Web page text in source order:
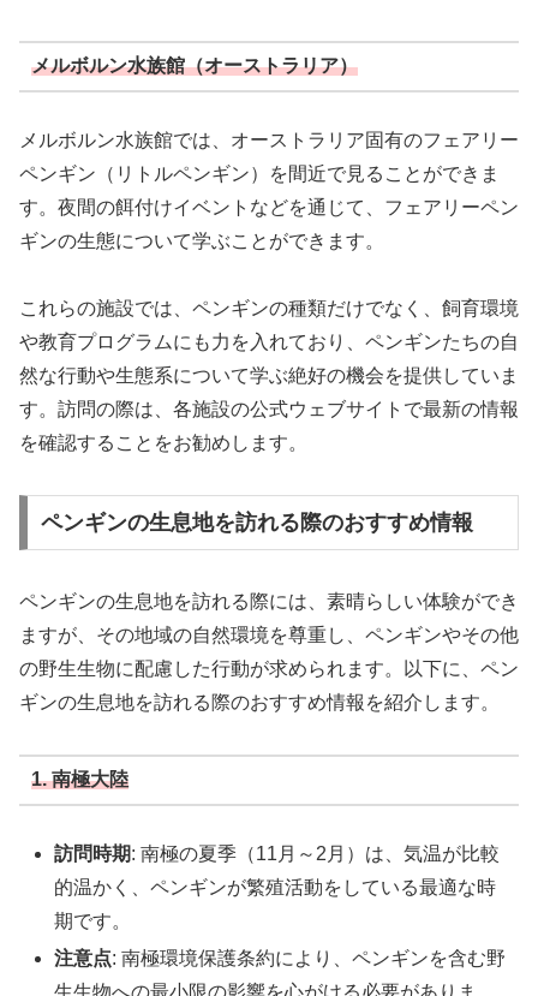
メルボルン水族館（オーストラリア）
メルボルン水族館では、オーストラリア固有のフェアリー
ペンギン（リトルペンギン）を間近で見ることができま
す。夜間の餌付けイベントなどを通じて、フェアリーペン
ギンの生態について学ぶことができます。
これらの施設では、ペンギンの種類だけでなく、飼育環境
や教育プログラムにも力を入れており、ペンギンたちの自
然な行動や生態系について学ぶ絶好の機会を提供していま
す。訪問の際は、各施設の公式ウェブサイトで最新の情報
を確認することをお勧めします。
ペンギンの生息地を訪れる際のおすすめ情報
ペンギンの生息地を訪れる際には、素晴らしい体験ができ
ますが、その地域の自然環境を尊重し、ペンギンやその他
の野生生物に配慮した行動が求められます。以下に、ペン
ギンの生息地を訪れる際のおすすめ情報を紹介します。
1. 南極大陸
訪問時期: 南極の夏季（11月～2月）は、気温が比較
的温かく、ペンギンが繁殖活動をしている最適な時
期です。
注意点: 南極環境保護条約により、ペンギンを含む野